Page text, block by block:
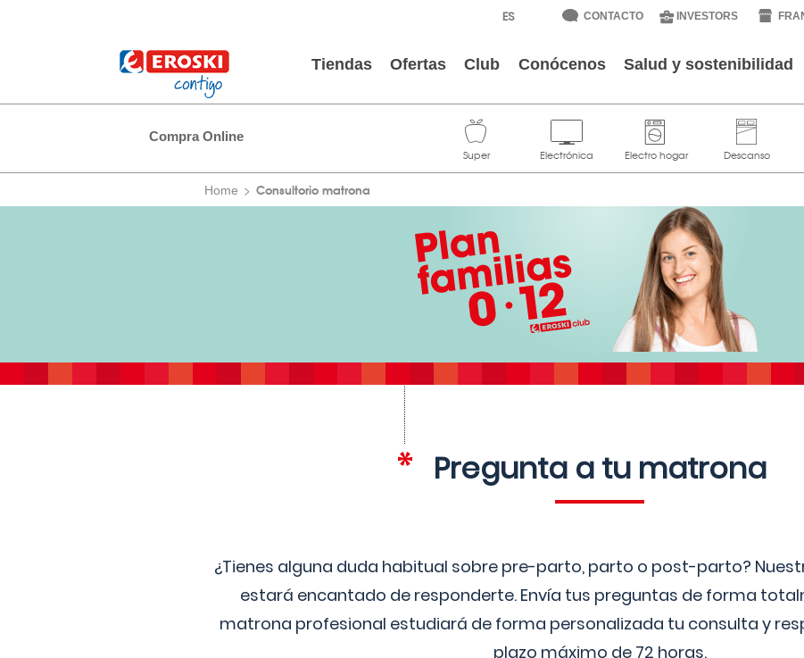
CONTACTO INVESTORS
Tiendas Ofertas Club Conócenos Salud y sostenibilidad
Compra Online
Home Consultorio matrona
Pregunta a tu matrona
¿Tienes alguna duda habitual sobre pre-parto, parto o post-parto?
estará encantado de responderte. Envía tus preguntas de forma
matrona profesional estudiará de forma personalizada tu consulta y
plazo máximo de 72 horas.